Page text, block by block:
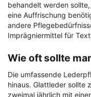
behandelt werden
eine Auffrischung
andere
Imprägniermittel für
Wie oft sollte
Die umfassende
hinaus. Glattleder sollte
zweimal jährlich mit